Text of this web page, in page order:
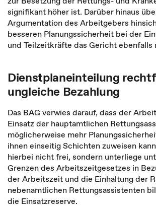
signifikant höher ist. Darüber hinaus
Argumentation des Arbeitgebers
besseren Planungssicherheit bei der
und Teilzeitkräfte das Gericht ebenfalls
Dienstplaneinteilung
ungleiche Bezahlung
Das BAG verwies darauf, dass der
Einsatz der hauptamtlichen
möglicherweise mehr
ihnen einseitig Schichten zuweisen
hierbei nicht frei, sondern unterliege
Grenzen des Arbeitszeitgesetzes in
der Arbeitszeit und die Einhaltung der
nebenamtlichen Rettungsassistenten
die Einsatzreserve.